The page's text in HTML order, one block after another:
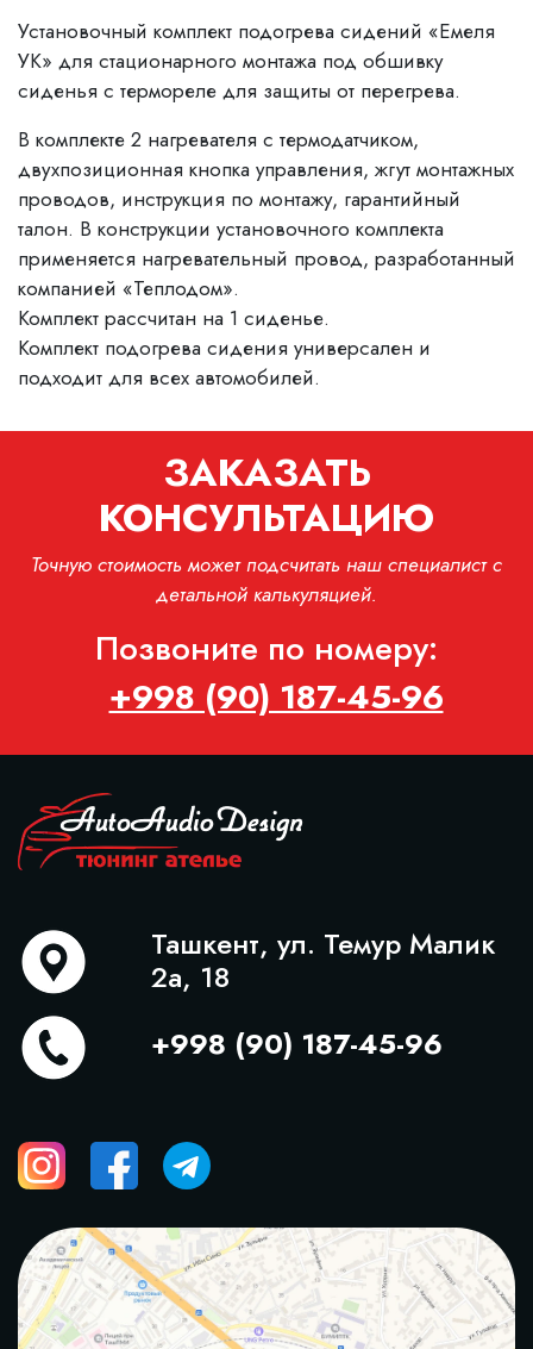
Установочный комплект подогрева сидений «Емеля
УК» для стационарного монтажа под обшивку
сиденья с термореле для защиты от перегрева.
В комплекте 2 нагревателя c термодатчиком,
двухпозиционная кнопка управления, жгут монтажных
проводов, инструкция по монтажу, гарантийный
талон. В конструкции установочного комплекта
применяется нагревательный провод, разработанный
компанией «Теплодом».
Комплект рассчитан на 1 сиденье.
Комплект подогрева сидения универсален и
подходит для всех автомобилей.
ЗАКАЗАТЬ
КОНСУЛЬТАЦИЮ
Точную стоимость может подсчитать наш специалист с
детальной калькуляцией.
Позвоните по номеру:
+998 (90) 187-45-96
Ташкент, ул. Темур Малик
2а, 18
+998 (90) 187-45-96